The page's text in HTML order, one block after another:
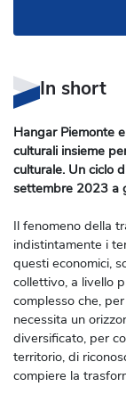
In short
Hangar Piemonte
culturali insieme
culturale. Un ciclo
settembre 2023 a
Il fenomeno della
indistintamente i
questi economici,
collettivo, a livello
complesso che,
necessita un
diversificato, per
territorio, di
compiere la